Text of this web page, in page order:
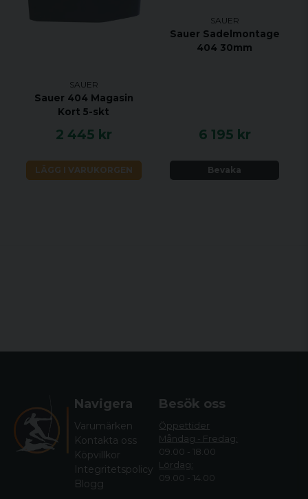
SAUER
Sauer 404 Magasin
Kort 5-skt
2 445 kr
LÄGG I VARUKORGEN
SAUER
Sauer Sadelmontage
404 30mm
6 195 kr
Bevaka
Navigera
Varumärken
Kontakta oss
Köpvillkor
Integritetspolicy
Blogg
Besök oss
Öppettider
Måndag - Fredag:
09.00 - 18.00
Lördag:
09.00 - 14.00